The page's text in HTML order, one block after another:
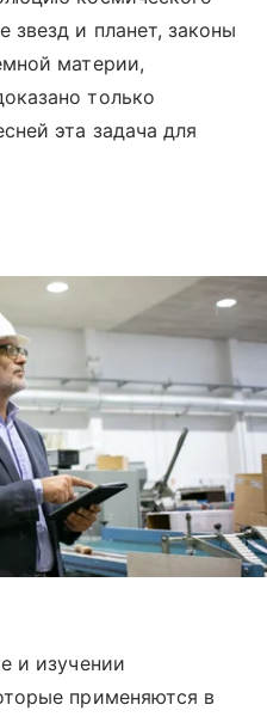
звезд и планет, законы
материи,
только
эта задача для
и изучении
применяются в